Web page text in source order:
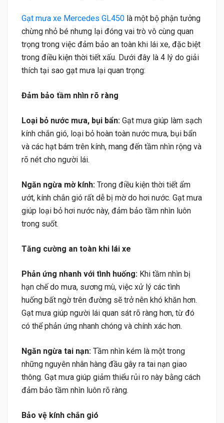
Gạt mưa xe Mercedes GL450 là một bộ phận tưởng
chừng nhỏ bé nhưng lại đóng vai trò vô cùng quan
trọng trong việc đảm bảo an toàn khi lái xe, đặc biệt
trong điều kiện thời tiết xấu. Dưới đây là 4 lý do giải
thích tại sao gạt mưa lại quan trọng:
Đảm bảo tầm nhìn rõ ràng
Loại bỏ nước mưa, bụi bẩn: Gạt mưa giúp làm sạch
kính chắn gió, loại bỏ hoàn toàn nước mưa, bụi bẩn
và các hạt bám trên kính, mang đến tầm nhìn rộng và
rõ nét cho người lái.
Ngăn ngừa mờ kính: Trong điều kiện thời tiết ẩm
ướt, kính chắn gió rất dễ bị mờ do hơi nước. Gạt mưa
giúp loại bỏ hơi nước này, đảm bảo tầm nhìn luôn
trong suốt.
Tăng cường an toàn khi lái xe
Phản ứng nhanh với tình huống: Khi tầm nhìn bị
hạn chế do mưa, sương mù, việc xử lý các tình
huống bất ngờ trên đường sẽ trở nên khó khăn hơn.
Gạt mưa giúp người lái quan sát rõ ràng hơn, từ đó
có thể phản ứng nhanh chóng và chính xác hơn.
Ngăn ngừa tai nạn: Tầm nhìn kém là một trong
những nguyên nhân hàng đầu gây ra tai nạn giao
thông. Gạt mưa giúp giảm thiểu rủi ro này bằng cách
đảm bảo tầm nhìn luôn rõ ràng.
Bảo vệ kính chắn gió